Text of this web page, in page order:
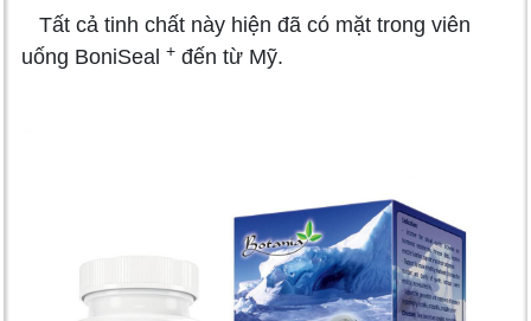
Tất cả tinh chất này hiện đã có mặt trong viên
uống BoniSeal + đến từ Mỹ.